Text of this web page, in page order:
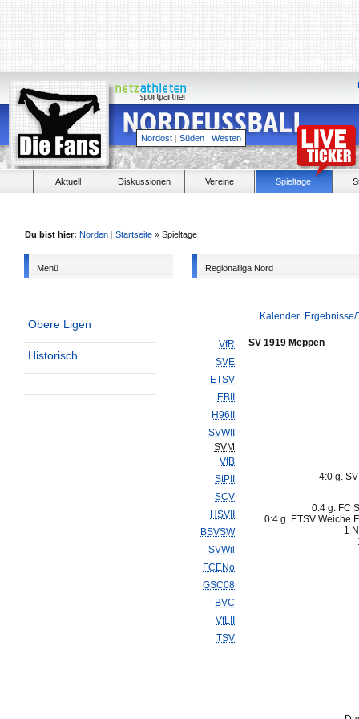
Nordost | Süden | Westen
Aktuell Diskussionen Vereine Spieltage
Du bist hier: Norden | Startseite » Spieltage
Menü
Obere Ligen
Historisch
Regionalliga Nord
Kalender
VfR
SVE
ETSV
EBII
H96II
SVWII
SVM
VfB
StPII
SCV
HSVII
BSVSW
SVWil
FCENo
GSC08
BVC
VfLII
TSV
SV 1919 Meppen
4:0 g.
0:4 g. FC
0:4 g. ETSV Weiche
1